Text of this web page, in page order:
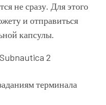
не сразу. Для этого
и отправиться
капсулы.
терминала